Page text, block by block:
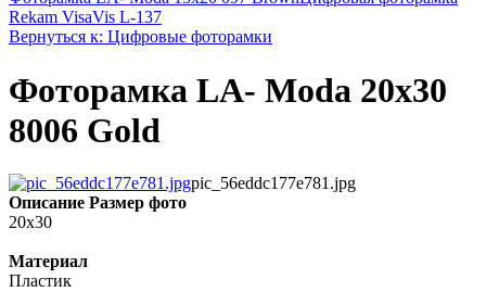
Rekam VisaVis L-137
Вернуться к: Цифровые фоторамки
Фоторамка LA- Moda 20x30
8006 Gold
pic_56eddc177e781.jpg
Описание Размер фото
20x30
Материал
Пластик